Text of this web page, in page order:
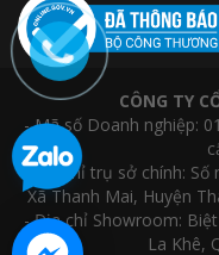
CÔNG TY
- Mã số Doanh nghiệp:
- Địa chỉ trụ sở chính: Số
Xã Thanh Mai, Huyện
- Địa chỉ Showroom:
La Khê,